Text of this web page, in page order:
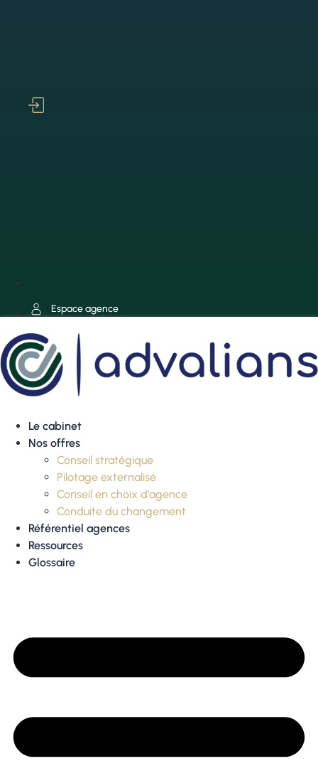
Espace agence
Le cabinet
Nos offres
Conseil stratégique
Pilotage externalisé
Conseil en choix d’agence
Conduite du changement
Référentiel agences
Ressources
Glossaire